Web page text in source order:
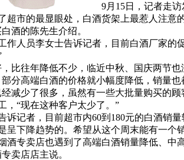
9月15日，记者走访发
超市的最显眼处，白酒货架上最惹人注
酒的陈先生介绍。
人员李女士告诉记者，目前白酒厂家的
往年降低不少，临近中秋、国庆两节也
部分高端白酒的价格就小幅度降低，销量
少了很多，虽然有一些大批量购买的顾
，“现在这种客户太少了。”
者，目前超市内60到180元的白酒销量
呈下降趋势的。希望从这个周末能有一个
专卖店也遇到了高端白酒销量降低、中
卖店店主说。